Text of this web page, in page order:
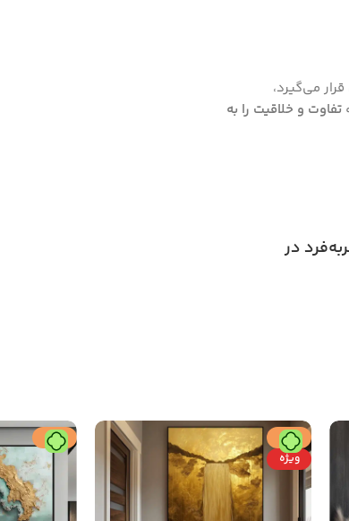
می‌گیرد،
تفاوت و خلاقیت را به
در
حراج
ویژه
حراج